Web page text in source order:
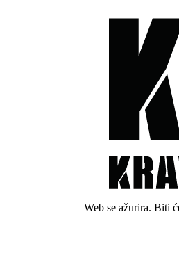
Web se ažurira. Biti